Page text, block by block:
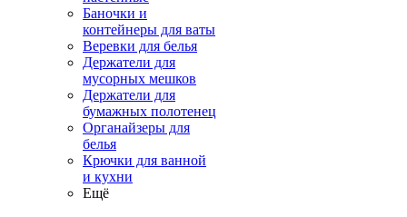
Баночки и
контейнеры для ваты
Веревки для белья
Держатели для
мусорных мешков
Держатели для
бумажных полотенец
Органайзеры для
белья
Крючки для ванной
и кухни
Ещё